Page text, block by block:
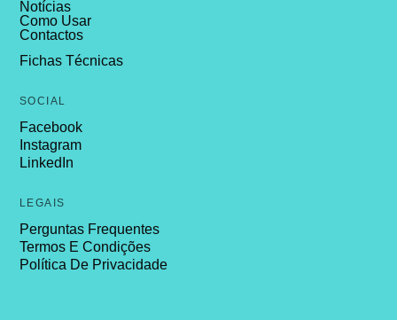
Notícias
Como Usar
Contactos
Fichas Técnicas
SOCIAL
Facebook
Instagram
LinkedIn
LEGAIS
Perguntas Frequentes
Termos E Condições
Política De Privacidade